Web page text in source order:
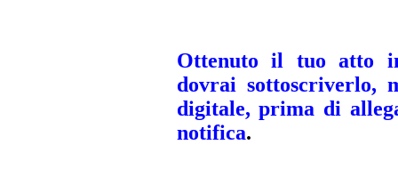
Ottenuto il tuo atto
dovrai sottoscriverlo,
digitale, prima di
notifica.